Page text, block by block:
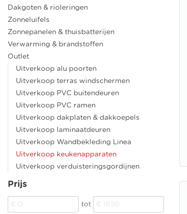
Dakgoten & rioleringen
Zonneluifels
Zonnepanelen & thuisbatterijen
Verwarming & brandstoffen
Outlet
Uitverkoop alu poorten
Uitverkoop terras windschermen
Uitverkoop PVC buitendeuren
Uitverkoop PVC ramen
Uitverkoop dakplaten & dakkoepels
Uitverkoop laminaatdeuren
Uitverkoop Wandbekleding Linea
Uitverkoop keukenapparaten
Uitverkoop verduisteringsgordijnen
Prijs
tot